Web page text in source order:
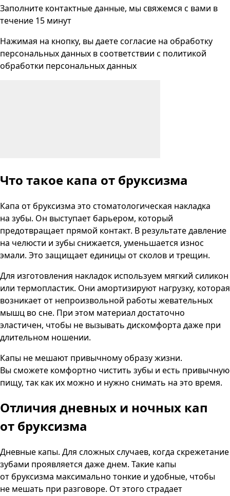
Заполните контактные данные, мы свяжемся с вами в
течение 15 минут
Нажимая на кнопку, вы даете согласие на обработку
персональных данных в соответствии с политикой
обработки персональных данных
Что такое капа от бруксизма
Капа от бруксизма это стоматологическая накладка
на зубы. Он выступает барьером, который
предотвращает прямой контакт. В результате давление
на челюсти и зубы снижается, уменьшается износ
эмали. Это защищает единицы от сколов и трещин.
Для изготовления накладок используем мягкий силикон
или термопластик. Они амортизируют нагрузку, которая
возникает от непроизвольной работы жевательных
мышц во сне. При этом материал достаточно
эластичен, чтобы не вызывать дискомфорта даже при
длительном ношении.
Капы не мешают привычному образу жизни.
Вы сможете комфортно чистить зубы и есть привычную
пищу, так как их можно и нужно снимать на это время.
Отличия дневных и ночных кап
от бруксизма
Дневные капы. Для сложных случаев, когда скрежетание
зубами проявляется даже днем. Такие капы
от бруксизма максимально тонкие и удобные, чтобы
не мешать при разговоре. От этого страдает